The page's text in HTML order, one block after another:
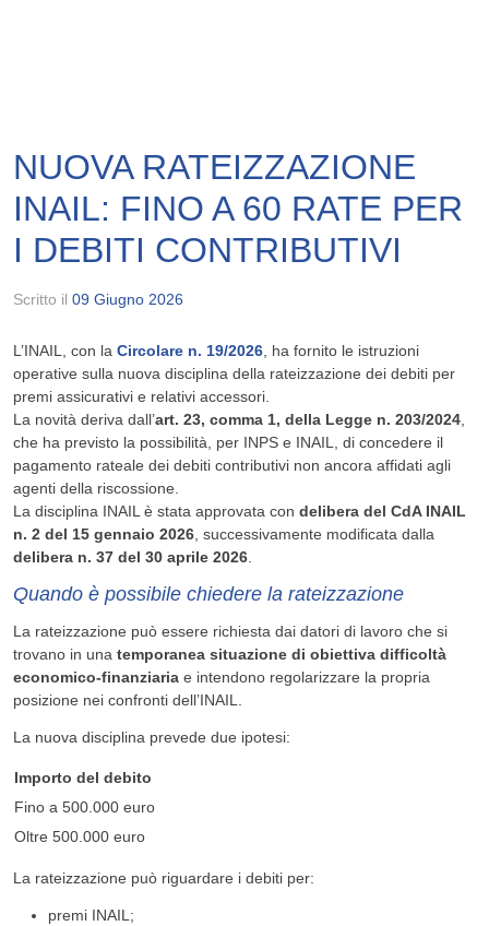
NUOVA RATEIZZAZIONE
INAIL: FINO A 60 RATE PER
I DEBITI CONTRIBUTIVI
Scritto il 09 Giugno 2026
L’INAIL, con la Circolare n. 19/2026, ha fornito le istruzioni
operative sulla nuova disciplina della rateizzazione dei debiti per
premi assicurativi e relativi accessori.
La novità deriva dall’art. 23, comma 1, della Legge n. 203/2024,
che ha previsto la possibilità, per INPS e INAIL, di concedere il
pagamento rateale dei debiti contributivi non ancora affidati agli
agenti della riscossione.
La disciplina INAIL è stata approvata con delibera del CdA INAIL
n. 2 del 15 gennaio 2026, successivamente modificata dalla
delibera n. 37 del 30 aprile 2026.
Quando è possibile chiedere la rateizzazione
La rateizzazione può essere richiesta dai datori di lavoro che si
trovano in una temporanea situazione di obiettiva difficoltà
economico-finanziaria e intendono regolarizzare la propria
posizione nei confronti dell’INAIL.
La nuova disciplina prevede due ipotesi:
Importo del debito
Fino a 500.000 euro
Oltre 500.000 euro
La rateizzazione può riguardare i debiti per:
premi INAIL;